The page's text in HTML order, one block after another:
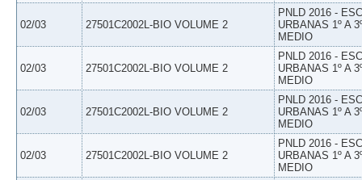
02/03 27501C2002L-BIO VOLUME 2
PNLD 2016 -
URBANAS 1º A
MEDIO
02/03 27501C2002L-BIO VOLUME 2
PNLD 2016 -
URBANAS 1º A
MEDIO
02/03 27501C2002L-BIO VOLUME 2
PNLD 2016 -
URBANAS 1º A
MEDIO
02/03 27501C2002L-BIO VOLUME 2
PNLD 2016 -
URBANAS 1º A
MEDIO